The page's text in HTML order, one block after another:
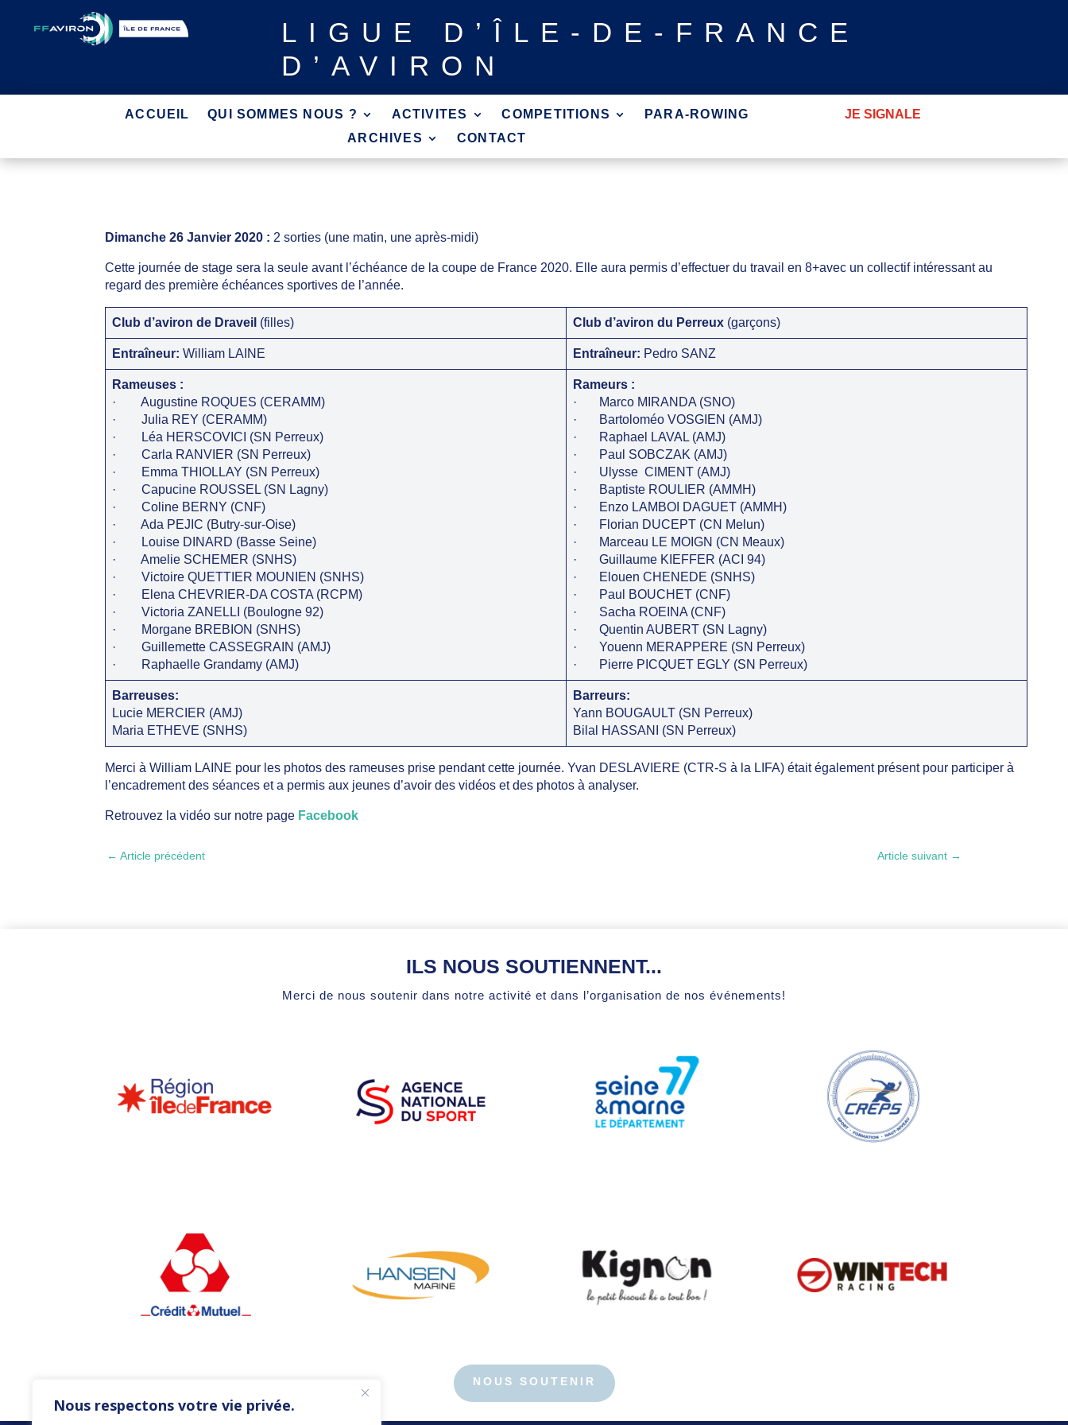
Nous respectons votre vie privée.
LIGUE
D’ÎLE-DE-FRANCE
D’AVIRON
ACCUEIL QUI SOMMES NOUS ? ACTIVITES COMPETITIONS
PARA-ROWING
ARCHIVES
CONTACT
JE SIGNALE
Dimanche 26 Janvier 2020 : 2 sorties (une matin, une après-midi)
Cette journée de stage sera la seule avant l’échéance de la coupe de France 2020. Elle aura permis d’effectuer du travail en 8+avec un collectif intéressant au
regard des première échéances sportives de l’année.
Club d’aviron de Draveil (filles) Club d’aviron du Perreux (garçons)
Entraîneur: William LAINE Entraîneur: Pedro SANZ
Rameuses :
· Augustine ROQUES (CERAMM)
· Julia REY (CERAMM)
· Léa HERSCOVICI (SN Perreux)
· Carla RANVIER (SN Perreux)
· Emma THIOLLAY (SN Perreux)
· Capucine ROUSSEL (SN Lagny)
· Coline BERNY (CNF)
· Ada PEJIC (Butry-sur-Oise)
· Louise DINARD (Basse Seine)
· Amelie SCHEMER (SNHS)
· Victoire QUETTIER MOUNIEN (SNHS)
· Elena CHEVRIER-DA COSTA (RCPM)
· Victoria ZANELLI (Boulogne 92)
· Morgane BREBION (SNHS)
· Guillemette CASSEGRAIN (AMJ)
· Raphaelle Grandamy (AMJ)
Rameurs :
· Marco MIRANDA (SNO)
· Bartoloméo VOSGIEN (AMJ)
· Raphael LAVAL (AMJ)
· Paul SOBCZAK (AMJ)
· Ulysse CIMENT (AMJ)
· Baptiste ROULIER (AMMH)
· Enzo LAMBOI DAGUET (AMMH)
· Florian DUCEPT (CN Melun)
· Marceau LE MOIGN (CN Meaux)
· Guillaume KIEFFER (ACI 94)
· Elouen CHENEDE (SNHS)
· Paul BOUCHET (CNF)
· Sacha ROEINA (CNF)
· Quentin AUBERT (SN Lagny)
· Youenn MERAPPERE (SN Perreux)
· Pierre PICQUET EGLY (SN Perreux)
Barreuses:
Lucie MERCIER (AMJ)
Maria ETHEVE (SNHS)
Barreurs:
Yann BOUGAULT (SN Perreux)
Bilal HASSANI (SN Perreux)
Merci à William LAINE pour les photos des rameuses prise pendant cette journée. Yvan DESLAVIERE (CTR-S à la LIFA) était également présent pour participer à
l’encadrement des séances et a permis aux jeunes d’avoir des vidéos et des photos à analyser.
Retrouvez la vidéo sur notre page Facebook
←Article précédent Article suivant→
ILS NOUS SOUTIENNENT...
Merci de nous soutenir dans notre activité et dans l’organisation de nos événements!
NOUS SOUTENIR